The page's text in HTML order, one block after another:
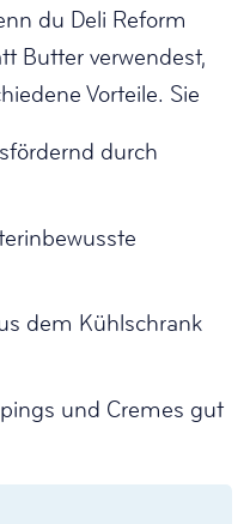
du Deli Reform
Butter verwendest,
Vorteile. Sie
durch
dem Kühlschrank
und Cremes gut